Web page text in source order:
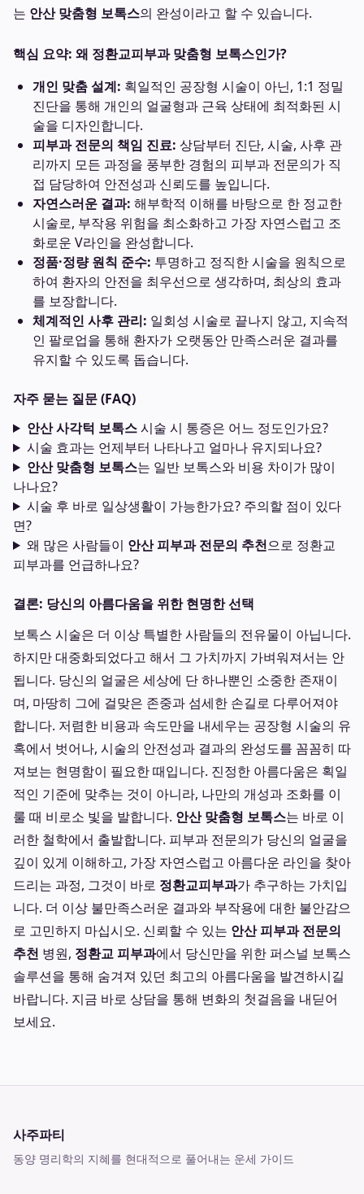
는 안산 맞춤형 보톡스의 완성이라고 할 수 있습니다.
핵심 요약: 왜 정환교피부과 맞춤형 보톡스인가?
개인 맞춤 설계: 획일적인 공장형 시술이 아닌, 1:1 정밀
진단을 통해 개인의 얼굴형과 근육 상태에 최적화된 시
술을 디자인합니다.
피부과 전문의 책임 진료: 상담부터 진단, 시술, 사후 관
리까지 모든 과정을 풍부한 경험의 피부과 전문의가 직
접 담당하여 안전성과 신뢰도를 높입니다.
자연스러운 결과: 해부학적 이해를 바탕으로 한 정교한
시술로, 부작용 위험을 최소화하고 가장 자연스럽고 조
화로운 V라인을 완성합니다.
정품·정량 원칙 준수: 투명하고 정직한 시술을 원칙으로
하여 환자의 안전을 최우선으로 생각하며, 최상의 효과
를 보장합니다.
체계적인 사후 관리: 일회성 시술로 끝나지 않고, 지속적
인 팔로업을 통해 환자가 오랫동안 만족스러운 결과를
유지할 수 있도록 돕습니다.
자주 묻는 질문 (FAQ)
안산 사각턱 보톡스시술 시 통증은 어느 정도인가요?
시술 효과는 언제부터 나타나고 얼마나 유지되나요?
안산 맞춤형 보톡스는 일반 보톡스와 비용 차이가 많이
나나요?
시술 후 바로 일상생활이 가능한가요? 주의할 점이 있다
면?
왜 많은 사람들이 안산 피부과 전문의 추천으로 정환교
피부과를 언급하나요?
결론: 당신의 아름다움을 위한 현명한 선택
보톡스 시술은 더 이상 특별한 사람들의 전유물이 아닙니다.
하지만 대중화되었다고 해서 그 가치까지 가벼워져서는 안
됩니다. 당신의 얼굴은 세상에 단 하나뿐인 소중한 존재이
며, 마땅히 그에 걸맞은 존중과 섬세한 손길로 다루어져야
합니다. 저렴한 비용과 속도만을 내세우는 공장형 시술의 유
혹에서 벗어나, 시술의 안전성과 결과의 완성도를 꼼꼼히 따
져보는 현명함이 필요한 때입니다. 진정한 아름다움은 획일
적인 기준에 맞추는 것이 아니라, 나만의 개성과 조화를 이
룰 때 비로소 빛을 발합니다. 안산 맞춤형 보톡스는 바로 이
러한 철학에서 출발합니다. 피부과 전문의가 당신의 얼굴을
깊이 있게 이해하고, 가장 자연스럽고 아름다운 라인을 찾아
드리는 과정, 그것이 바로 정환교피부과가 추구하는 가치입
니다. 더 이상 불만족스러운 결과와 부작용에 대한 불안감으
로 고민하지 마십시오. 신뢰할 수 있는 안산 피부과 전문의
추천 병원, 정환교 피부과에서 당신만을 위한 퍼스널 보톡스
솔루션을 통해 숨겨져 있던 최고의 아름다움을 발견하시길
바랍니다. 지금 바로 상담을 통해 변화의 첫걸음을 내딛어
보세요.
사주파티
동양 명리학의 지혜를 현대적으로 풀어내는 운세 가이드